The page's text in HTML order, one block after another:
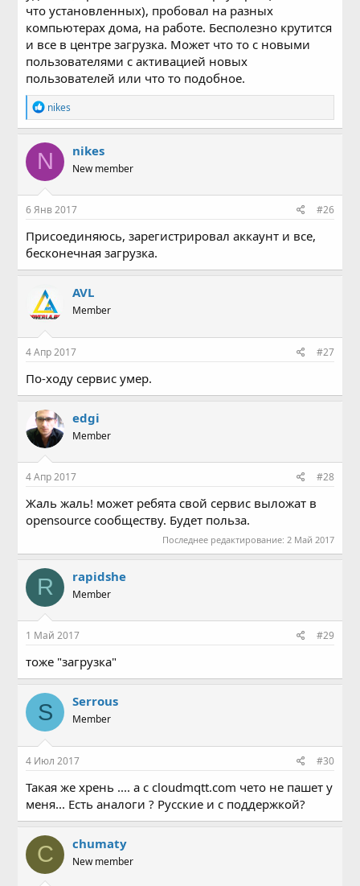
что установленных), пробовал на разных
компьютерах дома, на работе. Бесполезно крутится
и все в центре загрузка. Может что то с новыми
пользователями с активацией новых
пользователей или что то подобное.
Р
е
а
к
ц
и
и
:
nikes
N nikes
New member
6 Янв 2017 #26
Присоединяюсь, зарегистрировал аккаунт и все,
бесконечная загрузка.
AVL
Member
4 Апр 2017 #27
По-ходу сервис умер.
edgi
Member
4 Апр 2017 #28
Жаль жаль! может ребята свой сервис выложат в
opensource сообществу. Будет польза.
Последнее редактирование: 2 Май 2017
R rapidshe
Member
1 Май 2017 #29
тоже "загрузка"
S Serrous
Member
4 Июл 2017 #30
Такая же хрень .... а с cloudmqtt.com чето не пашет у
меня... Есть аналоги ? Русские и с поддержкой?
C chumaty
New member